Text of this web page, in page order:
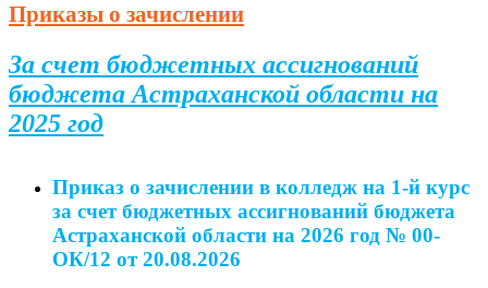
Приказы о зачислении
За счет бюджетных ассигнований
бюджета Астраханской области на
2025 год
Приказ о зачислении в колледж на 1-й курс
за счет бюджетных ассигнований бюджета
Астраханской области на 2026 год № 00-
ОК/12 от 20.08.2026